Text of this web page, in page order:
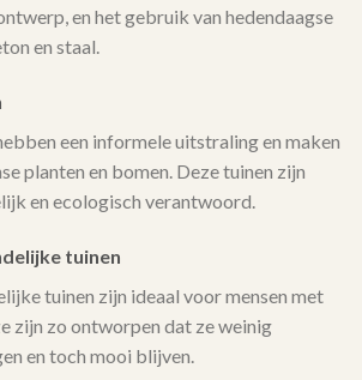
en het gebruik van hedendaagse
en staal.
een informele uitstraling en maken
planten en bomen. Deze tuinen zijn
en ecologisch verantwoord.
tuinen
tuinen zijn ideaal voor mensen met
zijn zo ontworpen dat ze weinig
en toch mooi blijven.